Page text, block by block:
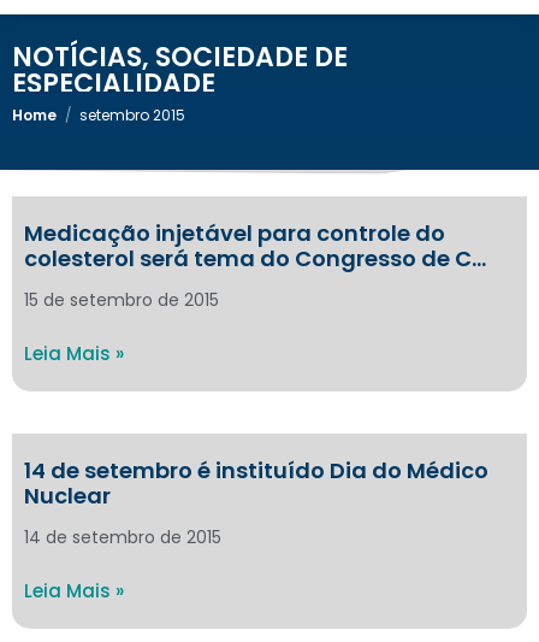
NOTÍCIAS, SOCIEDADE DE
ESPECIALIDADE
Home / setembro 2015
Medicação injetável para controle do
colesterol será tema do Congresso de C…
15 de setembro de 2015
Leia Mais »
14 de setembro é instituído Dia do Médico
Nuclear
14 de setembro de 2015
Leia Mais »